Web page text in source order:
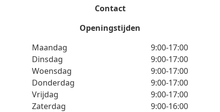
Contact
Openingstijden
Maandag
9:00-17:00
Dinsdag
9:00-17:00
Woensdag
9:00-17:00
Donderdag
9:00-17:00
Vrijdag
9:00-17:00
Zaterdag
9:00-16:00